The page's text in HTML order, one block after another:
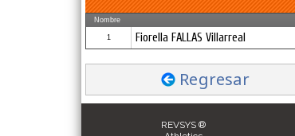
Nombre
1 Fiorella FALLAS Villarreal
Regresar
REVSYS ®